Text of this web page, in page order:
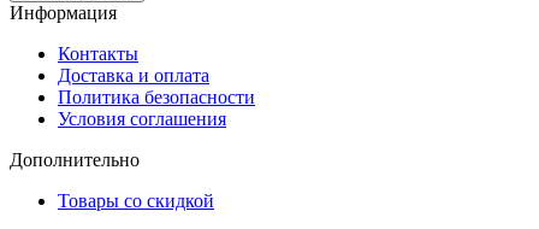
Информация
Контакты
Доставка и оплата
Политика безопасности
Условия соглашения
Дополнительно
Товары со скидкой